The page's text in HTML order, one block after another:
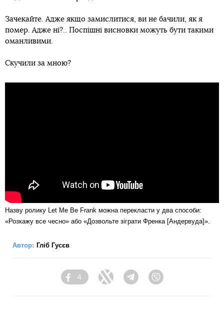
Зачекайте. Адже якщо замислитися, ви не бачили, як я
помер. Адже ні?.. Поспішні висновки можуть бути такими
оманливими.
Скучили за мною?
Назву ролику Let Me Be Frank можна перекласти у два способи:
«Розкажу все чесно» або «Дозвольте зіграти Френка [Андервуда]».
Автор: Гліб Гусєв
Facebook
4
Twitter TelegramViber